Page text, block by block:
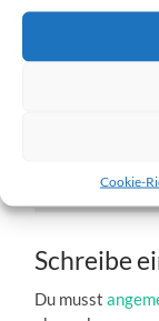
Cookie-
Nächster»
Schreibe
Du musst